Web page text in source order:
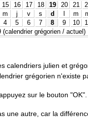
15 16 17 18 19 20 21
m j v s d l m
4 5 6 7 8 9 10
(calendrier grégorien / actuel)
calendriers julien et
grégorien n'existe
sur le bouton
une autre, car la